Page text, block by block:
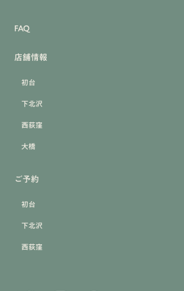
FAQ
店舗情報
初台
下北沢
西荻窪
大橋
ご予約
初台
下北沢
西荻窪